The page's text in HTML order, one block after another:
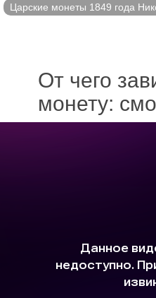
Царские монеты 1849 года
От чего
монету: